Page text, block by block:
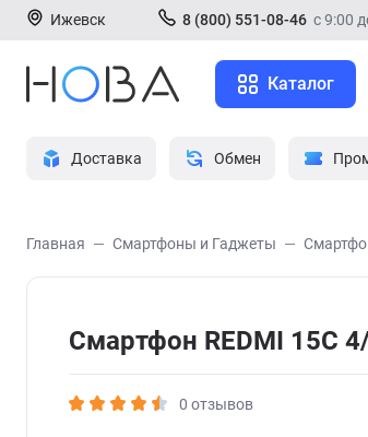
Ижевск 8 (800) 551-08-46 с 9:00
Каталог
Доставка Обмен
Главная Смартфоны и Гаджеты
Смартфон REDMI 15C
0 отзывов